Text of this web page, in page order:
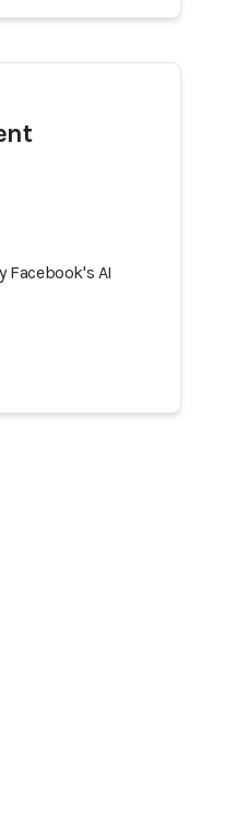
Facebook's AI